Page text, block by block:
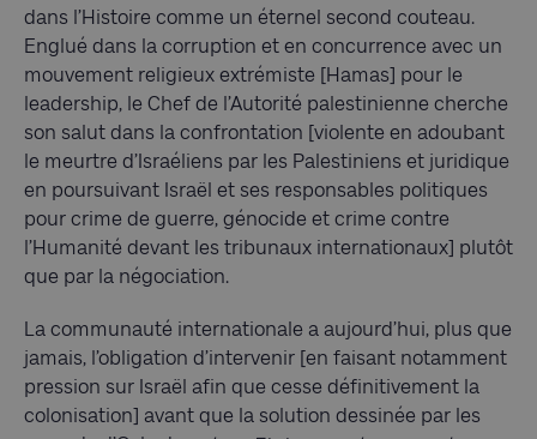
dans l’Histoire comme un éternel second couteau.
Englué dans la corruption et en concurrence avec un
mouvement religieux extrémiste [Hamas] pour le
leadership, le Chef de l’Autorité palestinienne cherche
son salut dans la confrontation [violente en adoubant
le meurtre d’Israéliens par les Palestiniens et juridique
en poursuivant Israël et ses responsables politiques
pour crime de guerre, génocide et crime contre
l’Humanité devant les tribunaux internationaux] plutôt
que par la négociation.
La communauté internationale a aujourd’hui, plus que
jamais, l’obligation d’intervenir [en faisant notamment
pression sur Israël afin que cesse définitivement la
colonisation] avant que la solution dessinée par les